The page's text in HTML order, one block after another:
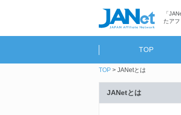
「
たアフ
TOP
TOP JANetとは
JANetとは